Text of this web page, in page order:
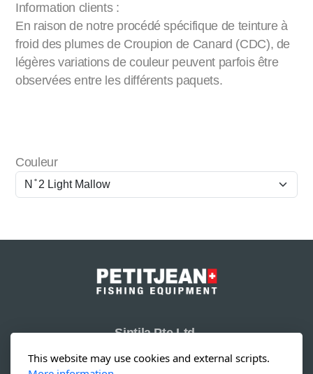
Information clients :
En raison de notre procédé spécifique de teinture à
froid des plumes de Croupion de Canard (CDC), de
légères variations de couleur peuvent parfois être
observées entre les différents paquets.
Couleur
Sintila Pte Ltd.
Singapore 788 713
This website may use cookies and external scripts.